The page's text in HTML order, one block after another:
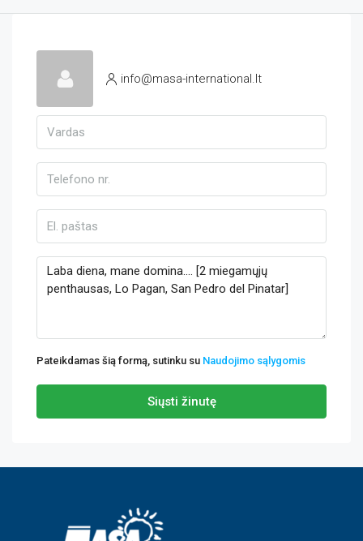
info@masa-international.lt
Pateikdamas šią formą, sutinku su Naudojimo sąlygomis
Siųsti žinutę